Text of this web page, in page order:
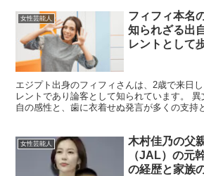
女性芸能人
フィフィ本名
知られざる出
レントとして
エジプト出身のフィフィさんは、2歳で来日
レントであり論客として知られています。
自の感性と、歯に衣着せぬ発言が多くの支持
女性芸能人
木村佳乃の父
（JAL）の元
の経歴と家族